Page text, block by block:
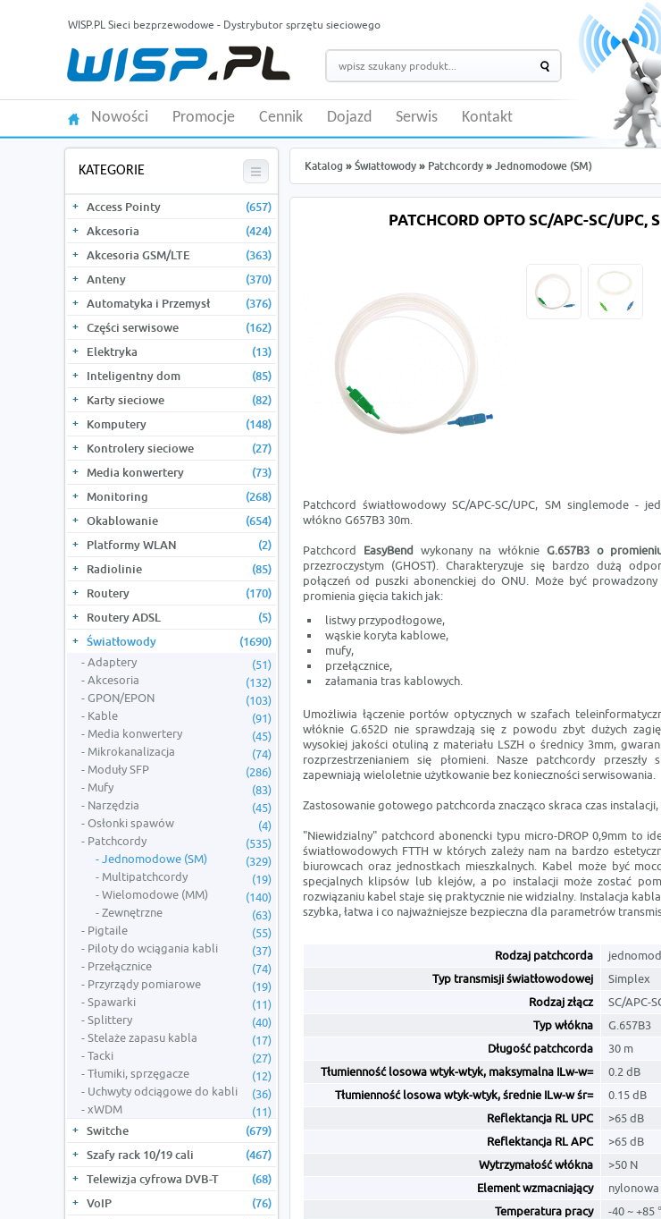
WISP.PL Sieci bezprzewodowe - Dystrybutor sprzętu sieciowego
Nowości Promocje Cennik Dojazd Serwis Kontakt
KATEGORIE
Access Pointy
(657)
Akcesoria
(424)
Akcesoria GSM/LTE
(363)
Anteny
(370)
Automatyka i Przemysł
(376)
Części serwisowe
(162)
Elektryka
(13)
Inteligentny dom
(85)
Karty sieciowe
(82)
Komputery
(148)
Kontrolery sieciowe
(27)
Media konwertery
(73)
Monitoring
(268)
Okablowanie
(654)
Platformy WLAN
(2)
Radiolinie
(85)
Routery
(170)
Routery ADSL
(5)
Światłowody
(1690)
Adaptery
(51)
Akcesoria
(132)
GPON/EPON
(103)
Kable
(91)
Media konwertery
(45)
Mikrokanalizacja
(74)
Moduły SFP
(286)
Mufy
(83)
Narzędzia
(45)
Osłonki spawów
(4)
Patchcordy
(535)
Jednomodowe (SM)
(329)
Multipatchcordy
(19)
Wielomodowe (MM)
(140)
Zewnętrzne
(63)
Pigtaile
(55)
Piloty do wciągania kabli
(37)
Przełącznice
(74)
Przyrządy pomiarowe
(19)
Spawarki
(11)
Splittery
(40)
Stelaże zapasu kabla
(17)
Tacki
(27)
Tłumiki, sprzęgacze
(12)
Uchwyty odciągowe do kabli
(36)
xWDM
(11)
Switche
(679)
Szafy rack 10/19 cali
(467)
Telewizja cyfrowa DVB-T
(68)
VoIP
(76)
Katalog » Światłowody » Patchcordy » Jednomodowe (SM)
PATCHCORD OPTO SC/APC-SC/UPC,
Patchcord światłowodowy SC/APC-SC/UPC, SM singlemode -
włókno G657B3 30m.
Patchcord EasyBend wykonany na włóknie G.657B3 o
przezroczystym (GHOST). Charakteryzuje się bardzo dużą
połączeń od puszki abonenckiej do ONU. Może być
promienia gięcia takich jak:
listwy przypodłogowe,
wąskie koryta kablowe,
mufy,
przełącznice,
załamania tras kablowych.
Umożliwia łączenie portów optycznych w szafach
włóknie G.652D nie sprawdzają się z powodu zbyt dużych
wysokiej jakości otuliną z materiału LSZH o średnicy 3mm,
rozprzestrzenianiem się płomieni. Nasze patchcordy
zapewniają wieloletnie użytkowanie bez konieczności serwisowania.
Zastosowanie gotowego patchcorda znacząco skraca czas
"Niewidzialny" patchcord abonencki typu micro-DROP 0,9mm to
światłowodowych FTTH w których zależy nam na bardzo
biurowcach oraz jednostkach mieszkalnych. Kabel może być
specjalnych klipsów lub klejów, a po instalacji może zostać
rozwiązaniu kabel staje się praktycznie nie widzialny. Instalacja
szybka, łatwa i co najważniejsze bezpieczna dla parametrów
Rodzaj patchcorda
Typ transmisji światłowodowej
Simplex
Rodzaj złącz
SC/APC-
Typ włókna
G.657B3
Długość patchcorda
30 m
Tłumienność losowa wtyk-wtyk, maksymalna ILw-w=
0.2 dB
Tłumienność losowa wtyk-wtyk, średnie ILw-w śr=
0.15 dB
Reflektancja RL UPC
>65 dB
Reflektancja RL APC
>65 dB
Wytrzymałość włókna
>50 N
Element wzmacniający
Temperatura pracy
-40 ~ +85